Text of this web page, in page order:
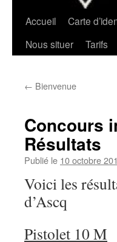
Accueil Carte
Nous situer
Tarifs
← Bienvenue
Concours
Résultats
Publié le 10 octobre
Voici les
d’Ascq
Pistolet 10 M